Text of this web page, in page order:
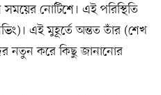
নোটিশে। এই পরিস্থিতি
এই মুহূর্তে অন্তত তাঁর (শেখ
নতুন করে কিছু জানানোর